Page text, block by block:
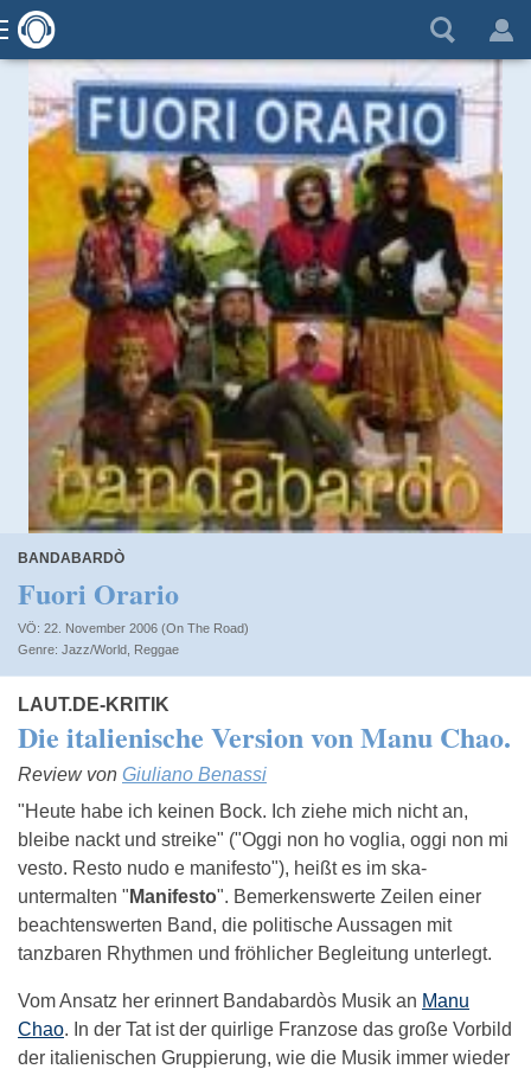
BANDABARDÒ
Fuori Orario
VÖ: 22. November 2006 (On The Road)
Jazz/World Reggae
LAUT.DE-KRITIK
Die italienische Version von Manu Chao.
Review von Giuliano Benassi
"Heute habe ich keinen Bock. Ich ziehe mich nicht an,
bleibe nackt und streike" ("Oggi non ho voglia, oggi non mi
vesto. Resto nudo e manifesto"), heißt es im ska-
untermalten " Manifesto". Bemerkenswerte Zeilen einer
beachtenswerten Band, die politische Aussagen mit
tanzbaren Rhythmen und fröhlicher Begleitung unterlegt.
Vom Ansatz her erinnert Bandabardòs Musik an Manu
Chao. In der Tat ist der quirlige Franzose das große Vorbild
der italienischen Gruppierung, wie die Musik immer wieder